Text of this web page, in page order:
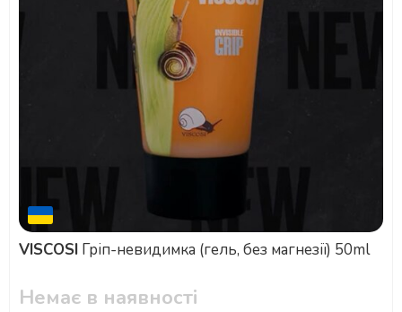
VISCOSI Гріп-невидимка (гель, без магнезії) 50ml
Немає в наявності